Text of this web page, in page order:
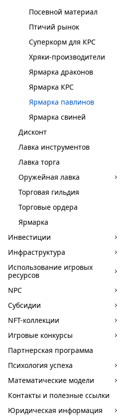
Посевной материал
Птичий рынок
Суперкорм для КРС
Хряки-производители
Ярмарка драконов
Ярмарка КРС
Ярмарка павлинов
Ярмарка свиней
Дисконт
Лавка инструментов
Лавка торга
Оружейная лавка
Торговая гильдия
Торговые ордера
Ярмарка
Инвестиции
Инфраструктура
Использование игровых
ресурсов
NPC
Субсидии
NFT-коллекции
Игровые конкурсы
Партнерская программа
Психология успеха
Математические модели
Контакты и полезные ссылки
Юридическая информация